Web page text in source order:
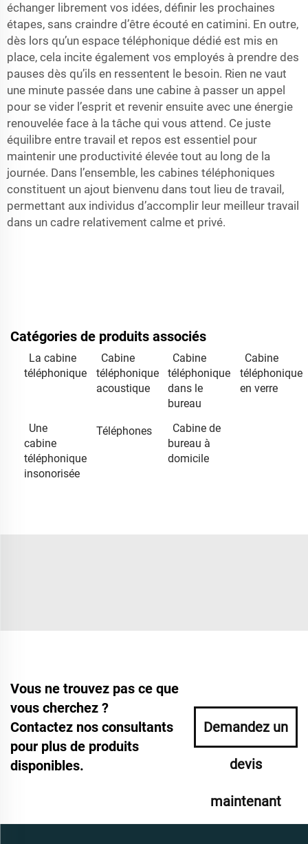
échanger librement vos idées, définir les prochaines
étapes, sans craindre d’être écouté en catimini. En outre,
dès lors qu’un espace téléphonique dédié est mis en
place, cela incite également vos employés à prendre des
pauses dès qu’ils en ressentent le besoin. Rien ne vaut
une minute passée dans une cabine à passer un appel
pour se vider l’esprit et revenir ensuite avec une énergie
renouvelée face à la tâche qui vous attend. Ce juste
équilibre entre travail et repos est essentiel pour
maintenir une productivité élevée tout au long de la
journée. Dans l’ensemble, les cabines téléphoniques
constituent un ajout bienvenu dans tout lieu de travail,
permettant aux individus d’accomplir leur meilleur travail
dans un cadre relativement calme et privé.
Catégories de produits associés
La cabine
téléphonique
Cabine
téléphonique
acoustique
Cabine
téléphonique
dans le
bureau
Cabine
téléphonique
en verre
Une
cabine
téléphonique
insonorisée
Téléphones
Cabine de
bureau à
domicile
Vous ne trouvez pas ce que
vous cherchez ?
Contactez nos consultants
pour plus de produits
disponibles.
Demandez un
devis
maintenant